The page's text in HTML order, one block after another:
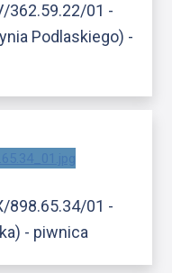
362.59.22/01 -
Podlaskiego) -
898.65.34/01 -
- piwnica